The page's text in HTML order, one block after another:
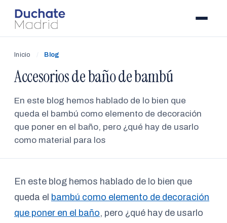
Inicio / Blog
Accesorios de baño de bambú
En este blog hemos hablado de lo bien que
queda el bambú como elemento de decoración
que poner en el baño, pero ¿qué hay de usarlo
como material para los
En este blog hemos hablado de lo bien que
queda el bambú como elemento de decoración
que poner en el baño, pero ¿qué hay de usarlo